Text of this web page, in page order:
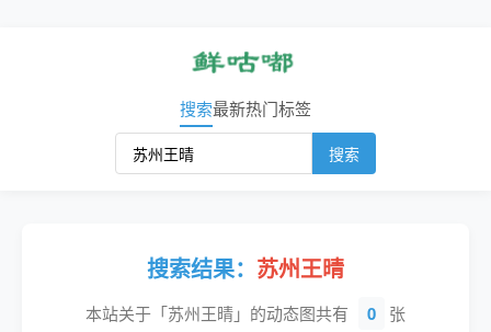
搜索最新热门标签
搜索
搜索结果： 苏州王晴
本站关于「苏州王晴」的动态图共有 0 张